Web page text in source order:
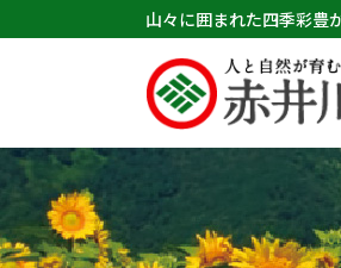
山々に囲まれた四季彩豊